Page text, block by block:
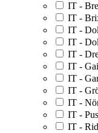
IT -
IT -
IT -
IT -
IT -
IT -
IT -
IT -
IT -
IT -
IT -